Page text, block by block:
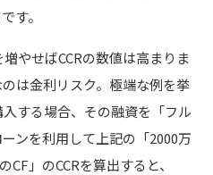
す。
やせばCCRの数値は高まりま
は金利リスク。極端な例を挙
する場合、その融資を「フル
ンを利用して上記の「2000万
」のCCRを算出すると、